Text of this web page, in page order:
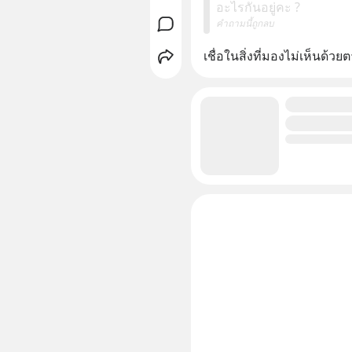
อะไรกันอยู่คะ ?
คำถามนี้ถูกลบ
เชื่อในสิ่งที่มองไม่เห็นด้วยต